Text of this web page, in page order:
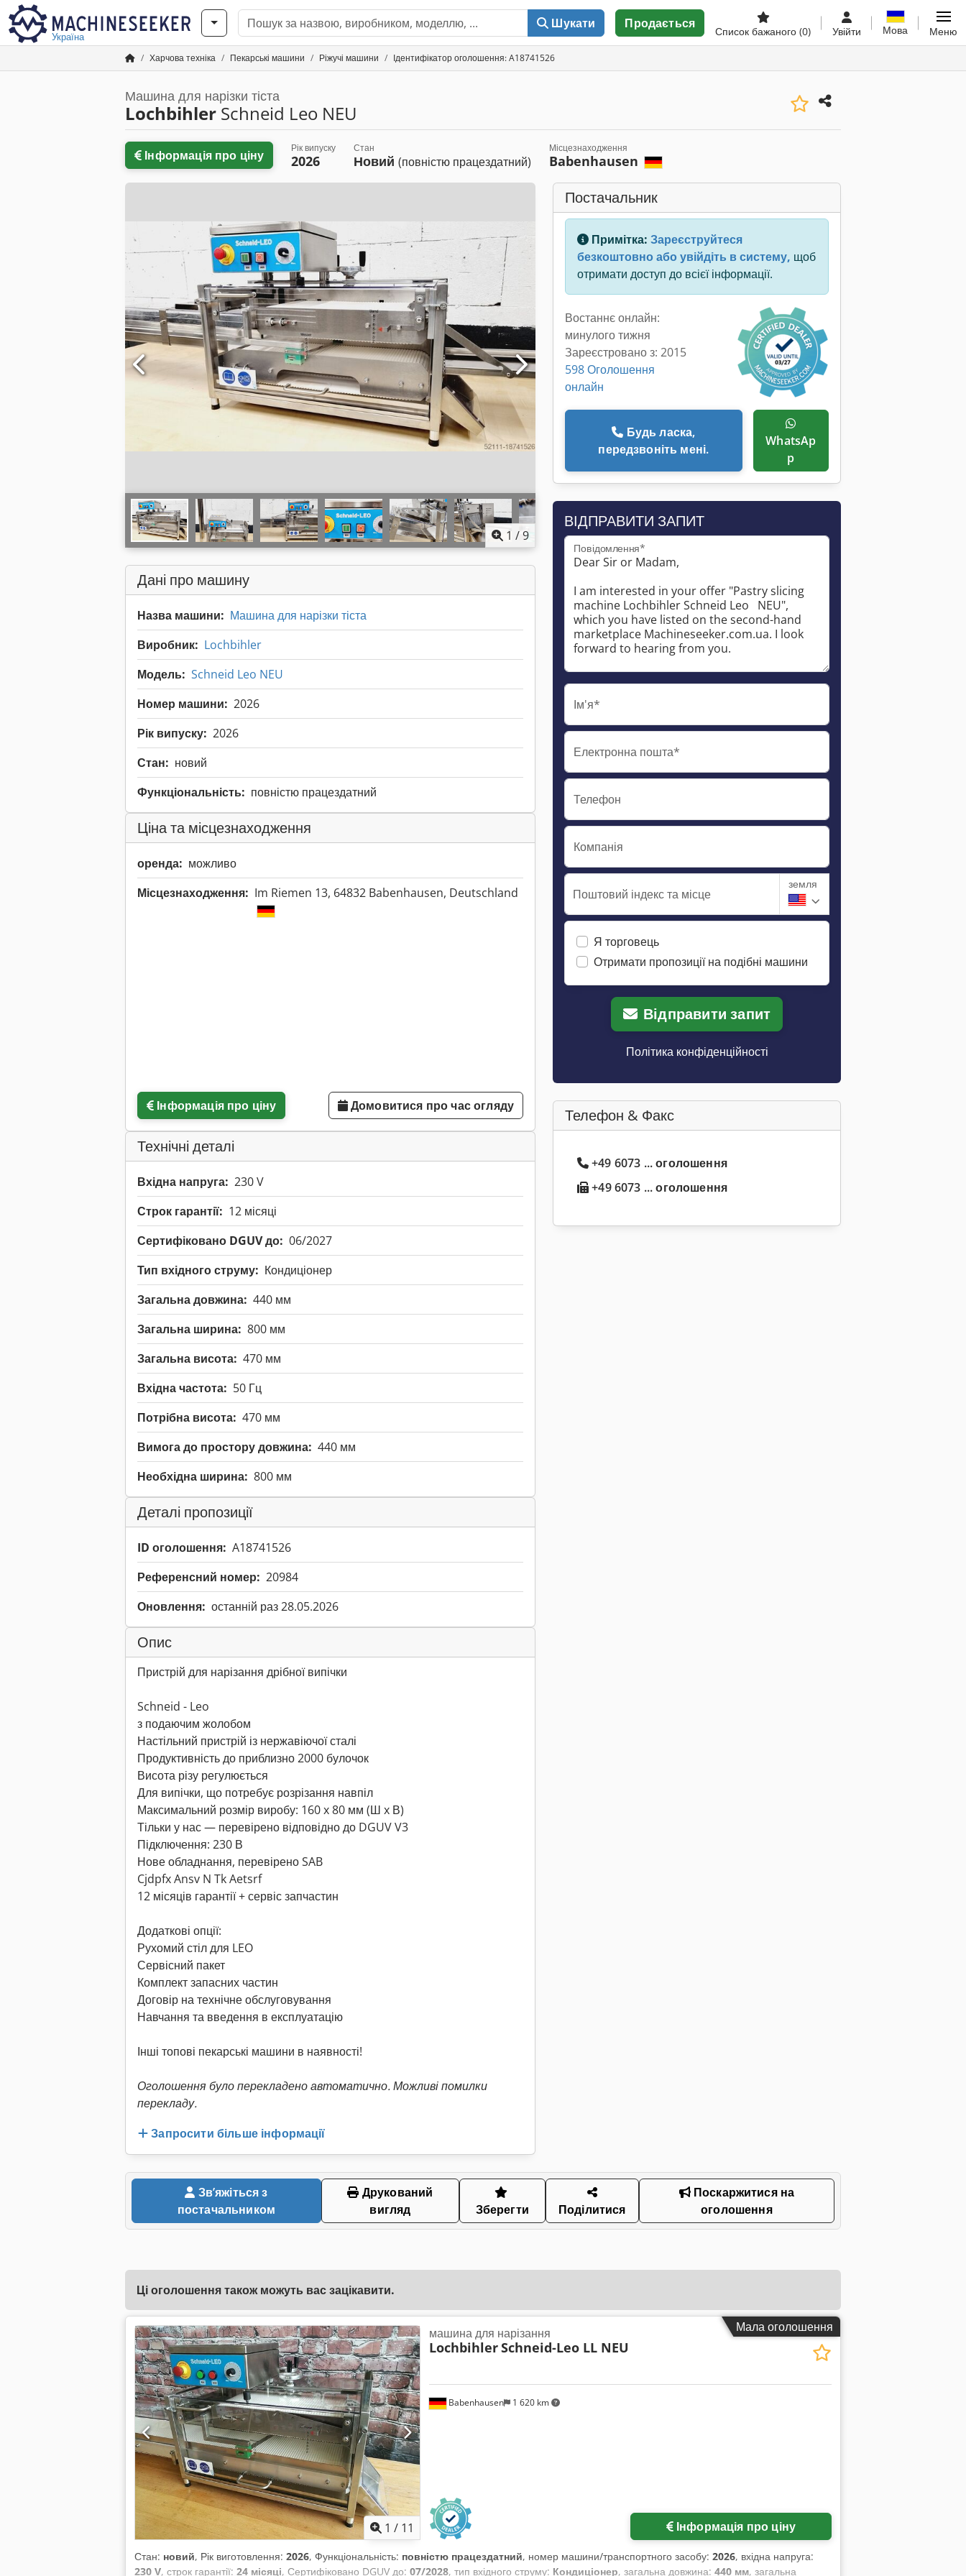
Україна
Шукати Продається
Список бажаного (0) Увійти Мова Меню
Харчова техніка Пекарські машини Ріжучі машини Ідентифікатор оголошення: A18741526
Машина для нарізки тіста
Lochbihler Schneid Leo NEU
Інформація про ціну Рік випуску
2026
Стан
Новий(повністю працездатний)
Місцезнаходження
Babenhausen
1 /9
Дані про машину
Назва машини: Машина для нарізки тіста
Виробник: Lochbihler
Модель: Schneid Leo NEU
Номер машини: 2026
Рік випуску: 2026
Стан: новий
Функціональність: повністю працездатний
Ціна та місцезнаходження
оренда: можливо
Місцезнаходження: Im Riemen 13, 64832 Babenhausen, Deutschland
Інформація про ціну Домовитися про час огляду
Технічні деталі
Вхідна напруга: 230 V
Строк гарантії: 12 місяці
Сертифіковано DGUV до: 06/2027
Тип вхідного струму: Кондиціонер
Загальна довжина: 440 мм
Загальна ширина: 800 мм
Загальна висота: 470 мм
Вхідна частота: 50 Гц
Потрібна висота: 470 мм
Вимога до простору довжина: 440 мм
Необхідна ширина: 800 мм
Деталі пропозиції
ID оголошення: A18741526
Референсний номер: 20984
Оновлення: останній раз 28.05.2026
Опис
Пристрій для нарізання дрібної випічки
Schneid - Leo
з подаючим жолобом
Настільний пристрій із нержавіючої сталі
Продуктивність до приблизно 2000 булочок
Висота різу регулюється
Для випічки, що потребує розрізання навпіл
Максимальний розмір виробу: 160 x 80 мм (Ш x В)
Тільки у нас — перевірено відповідно до DGUV V3
Підключення: 230 В
Нове обладнання, перевірено SAB
Cjdpfx Ansv N Tk Aetsrf
12 місяців гарантії + сервіс запчастин
Додаткові опції:
Рухомий стіл для LEO
Сервісний пакет
Комплект запасних частин
Договір на технічне обслуговування
Навчання та введення в експлуатацію
Інші топові пекарські машини в наявності!
Оголошення було перекладено автоматично. Можливі помилки
перекладу.
Запросити більше інформації
Постачальник
Примітка: Зареєструйтеся
безкоштовно або увійдіть в систему, щоб
отримати доступ до всієї інформації.
Востаннє онлайн:
минулого тижня
Зареєстровано з: 2015
598 Оголошення
онлайн
передзвоніть мені.
WhatsAp
p
ВІДПРАВИТИ ЗАПИТ
Повідомлення*
Ім'я*
Електронна пошта*
Телефон
Компанія
Поштовий індекс та місце
земля
Я торговець
Отримати пропозиції на подібні машини
Відправити запит
Політика конфіденційності
Телефон & Факс
+49 6073 ... оголошення
+49 6073 ... оголошення
постачальником
Друкований
вигляд
Зберегти Поділитися
Поскаржитися на
оголошення
Ці оголошення також можуть вас зацікавити.
Мала оголошення
1 / 11
Babenhausen 1 620 km
машина для нарізання
LochbihlerSchneid-Leo LL NEU
Інформація про ціну
Стан: новий, Рік виготовлення: 2026, Функціональність: повністю працездатний, номер машини/транспортного засобу: 2026, вхідна напруга:
230 V, строк гарантії: 24 місяці, Сертифіковано DGUV до: 07/2028, тип вхідного струму: Кондиціонер, загальна довжина: 440 мм, загальна